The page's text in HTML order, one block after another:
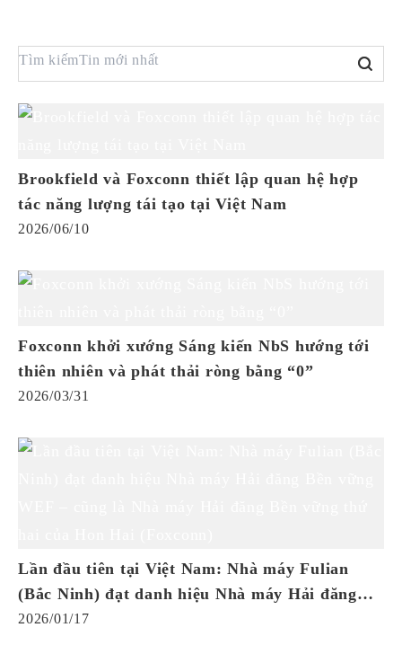
Brookfield và Foxconn thiết lập quan hệ hợp
tác năng lượng tái tạo tại Việt Nam
2026/06/10
Foxconn khởi xướng Sáng kiến NbS hướng tới
thiên nhiên và phát thải ròng bằng “0”
2026/03/31
Lần đầu tiên tại Việt Nam: Nhà máy Fulian
(Bắc Ninh) đạt danh hiệu Nhà máy Hải đăng
Bền vững WEF – cũng là Nhà máy Hải đăng
2026/01/17